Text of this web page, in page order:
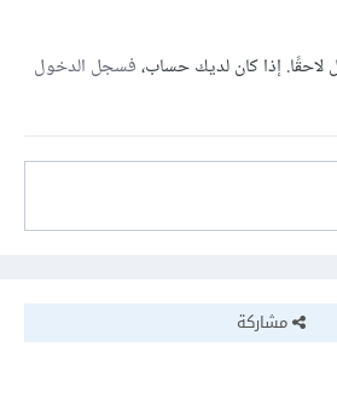
إذا كان لديك حساب،فسجل الدخول
مشاركة